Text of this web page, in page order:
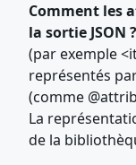
Comment les
la sortie JSON ?
(par exemple
représentés
(comme
La
de la